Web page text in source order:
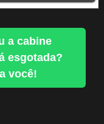
a cabine
esgotada?
você!